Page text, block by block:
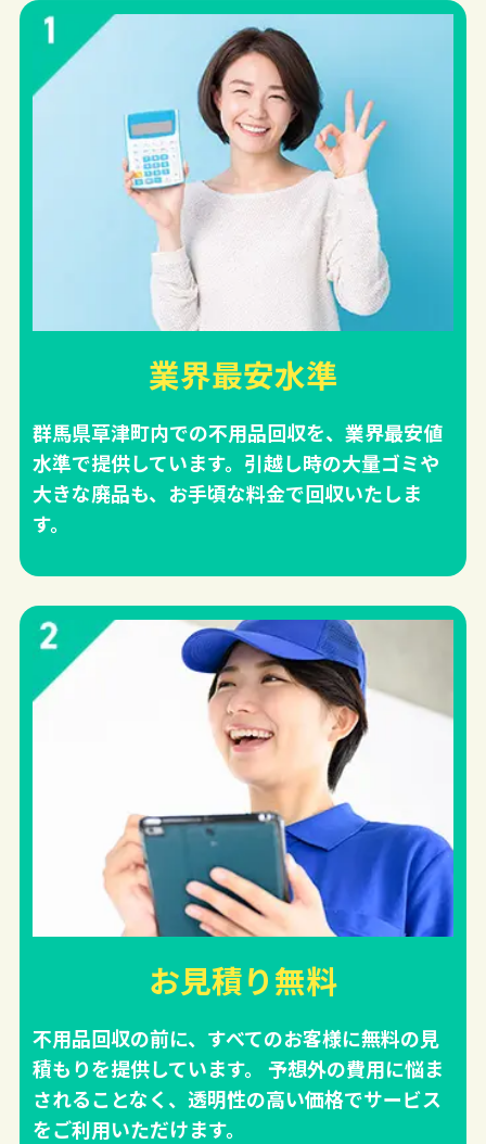
業界最安水準
群馬県草津町内での不用品回収を、業界最安値
水準で提供しています。引越し時の大量ゴミや
大きな廃品も、お手頃な料金で回収いたしま
す。
お見積り無料
不用品回収の前に、すべてのお客様に無料の見
積もりを提供しています。 予想外の費用に悩ま
されることなく、透明性の高い価格でサービス
をご利用いただけます。